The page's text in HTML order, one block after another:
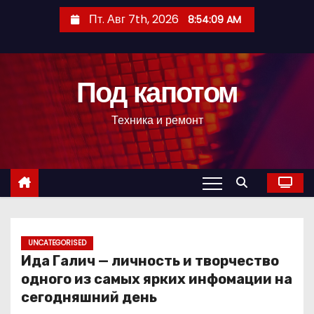
с
Пт. Авг 7th, 2026 8:54:10 AM
Под капотом
Техника и ремонт
UNCATEGORISED
Ида Галич — личность и творчество
одного из самых ярких инфомации на
сегодняшний день